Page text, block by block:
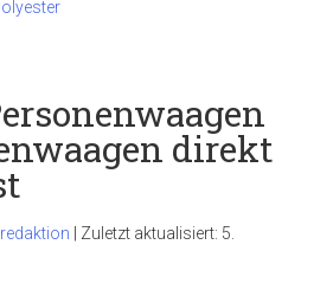
direkt
redaktion Zuletzt aktualisiert: 5.